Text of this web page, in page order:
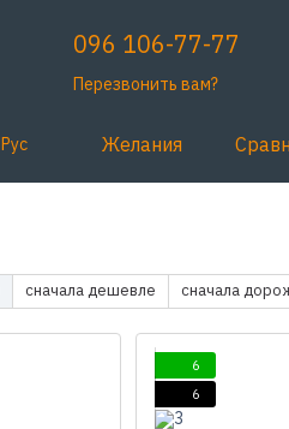
096 106-77-77
Перезвонить вам?
Рус Желания
сначала дешевле сначала
6
6